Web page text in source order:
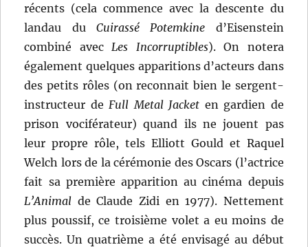
récents (cela commence avec la descente du
landau du Cuirassé Potemkine d’Eisenstein
combiné avec Les Incorruptibles). On notera
également quelques apparitions d’acteurs dans
des petits rôles (on reconnait bien le sergent-
instructeur de Full Metal Jacket en gardien de
prison vociférateur) quand ils ne jouent pas
leur propre rôle, tels Elliott Gould et Raquel
Welch lors de la cérémonie des Oscars (l’actrice
fait sa première apparition au cinéma depuis
L’Animal de Claude Zidi en 1977). Nettement
plus poussif, ce troisième volet a eu moins de
succès. Un quatrième a été envisagé au début